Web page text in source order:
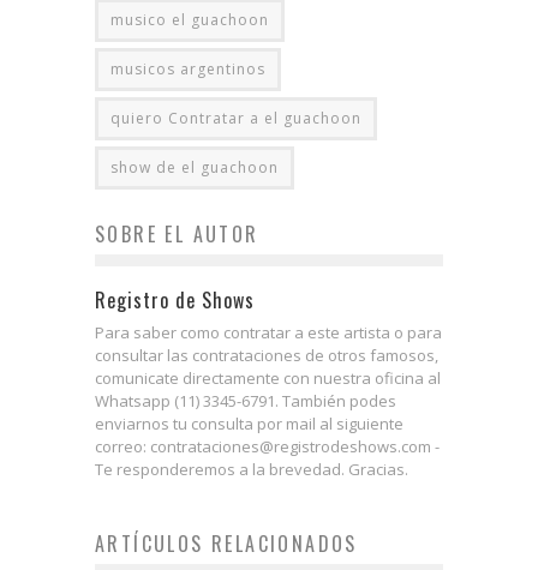
musico el guachoon
musicos argentinos
quiero Contratar a el guachoon
show de el guachoon
SOBRE EL AUTOR
Registro de Shows
Para saber como contratar a este artista o para
consultar las contrataciones de otros famosos,
comunicate directamente con nuestra oficina al
Whatsapp (11) 3345-6791. También podes
enviarnos tu consulta por mail al siguiente
correo: contrataciones@registrodeshows.com -
Te responderemos a la brevedad. Gracias.
ARTÍCULOS RELACIONADOS